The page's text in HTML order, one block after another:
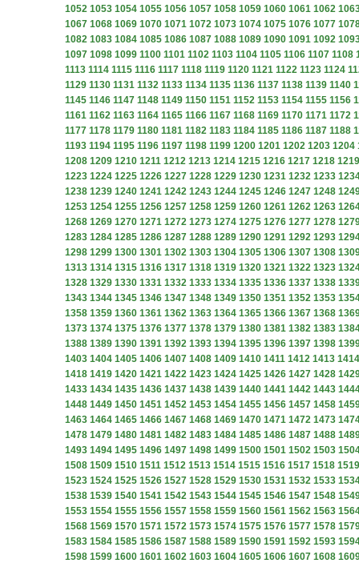
1052 1053 1054 1055 1056 1057 1058 1059 1060 1061 1062
1067 1068 1069 1070 1071 1072 1073 1074 1075 1076 1077
1082 1083 1084 1085 1086 1087 1088 1089 1090 1091 1092
1097 1098 1099 1100 1101 1102 1103 1104 1105 1106 1107 1108
1113 1114 1115 1116 1117 1118 1119 1120 1121 1122 1123 1124
1129 1130 1131 1132 1133 1134 1135 1136 1137 1138 1139 1140
1145 1146 1147 1148 1149 1150 1151 1152 1153 1154 1155 1156
1161 1162 1163 1164 1165 1166 1167 1168 1169 1170 1171 1172
1177 1178 1179 1180 1181 1182 1183 1184 1185 1186 1187 1188
1193 1194 1195 1196 1197 1198 1199 1200 1201 1202 1203 1204
1208 1209 1210 1211 1212 1213 1214 1215 1216 1217 1218 1219
1223 1224 1225 1226 1227 1228 1229 1230 1231 1232 1233
1238 1239 1240 1241 1242 1243 1244 1245 1246 1247 1248
1253 1254 1255 1256 1257 1258 1259 1260 1261 1262 1263
1268 1269 1270 1271 1272 1273 1274 1275 1276 1277 1278
1283 1284 1285 1286 1287 1288 1289 1290 1291 1292 1293
1298 1299 1300 1301 1302 1303 1304 1305 1306 1307 1308
1313 1314 1315 1316 1317 1318 1319 1320 1321 1322 1323
1328 1329 1330 1331 1332 1333 1334 1335 1336 1337 1338
1343 1344 1345 1346 1347 1348 1349 1350 1351 1352 1353
1358 1359 1360 1361 1362 1363 1364 1365 1366 1367 1368
1373 1374 1375 1376 1377 1378 1379 1380 1381 1382 1383
1388 1389 1390 1391 1392 1393 1394 1395 1396 1397 1398
1403 1404 1405 1406 1407 1408 1409 1410 1411 1412 1413 1414
1418 1419 1420 1421 1422 1423 1424 1425 1426 1427 1428
1433 1434 1435 1436 1437 1438 1439 1440 1441 1442 1443
1448 1449 1450 1451 1452 1453 1454 1455 1456 1457 1458
1463 1464 1465 1466 1467 1468 1469 1470 1471 1472 1473
1478 1479 1480 1481 1482 1483 1484 1485 1486 1487 1488
1493 1494 1495 1496 1497 1498 1499 1500 1501 1502 1503
1508 1509 1510 1511 1512 1513 1514 1515 1516 1517 1518 1519
1523 1524 1525 1526 1527 1528 1529 1530 1531 1532 1533
1538 1539 1540 1541 1542 1543 1544 1545 1546 1547 1548
1553 1554 1555 1556 1557 1558 1559 1560 1561 1562 1563
1568 1569 1570 1571 1572 1573 1574 1575 1576 1577 1578
1583 1584 1585 1586 1587 1588 1589 1590 1591 1592 1593
1598 1599 1600 1601 1602 1603 1604 1605 1606 1607 1608